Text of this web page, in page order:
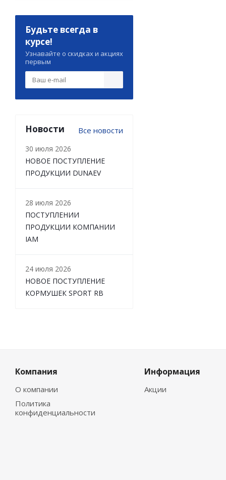
Будьте всегда в
курсе!
Узнавайте о скидках и акциях
первым
Новости Все новости
30 июля 2026
НОВОЕ ПОСТУПЛЕНИЕ
ПРОДУКЦИИ DUNAEV
28 июля 2026
ПОСТУПЛЕНИИ
ПРОДУКЦИИ КОМПАНИИ
IAM
24 июля 2026
НОВОЕ ПОСТУПЛЕНИЕ
КОРМУШЕК SPORT RB
Компания
О компании
Политика
конфиденциальности
Информация
Акции